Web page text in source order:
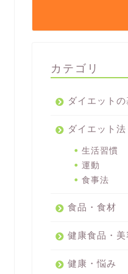
カテゴリ
ダイエット
ダイエット法
生活習慣
運動
食事法
食品・食材
健康食品・美
健康・悩み